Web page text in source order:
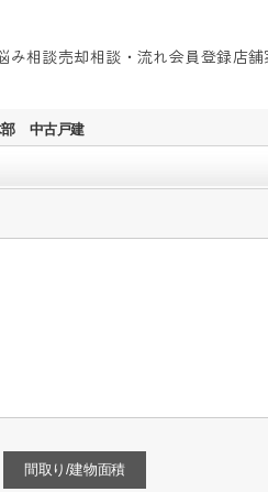
み相談売却相談・流れ会員登録店
部 中古戸建
間取り/建物面積